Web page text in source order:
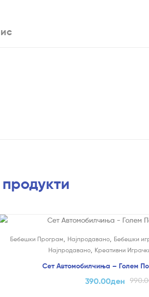
,Најпродавано,
Бебешки Програм Најпродавано, Бебешки
Најпродавано Креативни
Сет Автомобилчиња – Голем
390.00ден